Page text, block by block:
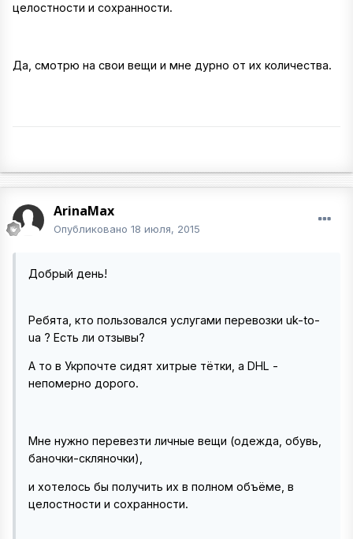
целостности и сохранности.
Да, смотрю на свои вещи и мне дурно от их количества.
ArinaMax
Опубликовано 18 июля, 2015
Добрый день!
Ребята, кто пользовался услугами перевозки uk-to-
ua ? Есть ли отзывы?
А то в Укрпочте сидят хитрые тётки, а DHL -
непомерно дорого.
Мне нужно перевезти личные вещи (одежда, обувь,
баночки-скляночки),
и хотелось бы получить их в полном объёме, в
целостности и сохранности.